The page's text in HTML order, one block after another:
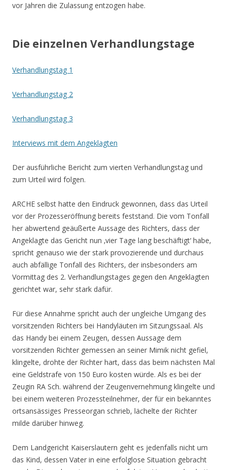
vor Jahren die Zulassung entzogen habe.
Die einzelnen Verhandlungstage
Verhandlungstag 1
Verhandlungstag 2
Verhandlungstag 3
Interviews mit dem Angeklagten
Der ausführliche Bericht zum vierten Verhandlungstag und
zum Urteil wird folgen.
ARCHE selbst hatte den Eindruck gewonnen, dass das Urteil
vor der Prozesseröffnung bereits feststand. Die vom Tonfall
her abwertend geäußerte Aussage des Richters, dass der
Angeklagte das Gericht nun ‚vier Tage lang beschäftigt‘ habe,
spricht genauso wie der stark provozierende und durchaus
auch abfällige Tonfall des Richters, der insbesonders am
Vormittag des 2. Verhandlungstages gegen den Angeklagten
gerichtet war, sehr stark dafür.
Für diese Annahme spricht auch der ungleiche Umgang des
vorsitzenden Richters bei Handyläuten im Sitzungssaal. Als
das Handy bei einem Zeugen, dessen Aussage dem
vorsitzenden Richter gemessen an seiner Mimik nicht gefiel,
klingelte, drohte der Richter hart, dass das beim nächsten Mal
eine Geldstrafe von 150 Euro kosten würde. Als es bei der
Zeugin RA Sch. während der Zeugenvernehmung klingelte und
bei einem weiteren Prozessteilnehmer, der für ein bekanntes
ortsansässiges Presseorgan schrieb, lächelte der Richter
milde darüber hinweg.
Dem Landgericht Kaiserslautern geht es jedenfalls nicht um
das Kind, dessen Vater in eine erfolglose Situation gebracht